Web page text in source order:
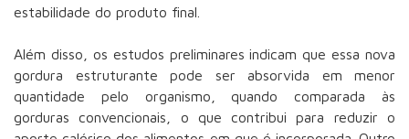
estabilidade do produto final.
Além disso, os estudos preliminares indicam que essa nova
gordura estruturante pode ser absorvida em menor
quantidade pelo organismo , quando comparada às
gorduras convencionais, o que contribui para reduzir o